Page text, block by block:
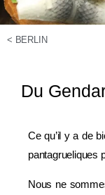
< BERLIN
Du
Ce qu’il y a de
pantagrueliques
Nous ne